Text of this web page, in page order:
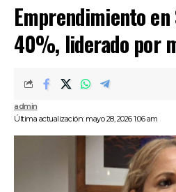
Emprendimiento
40%, liderado por
Última actualización: mayo 28, 2026 1:06 am
admin